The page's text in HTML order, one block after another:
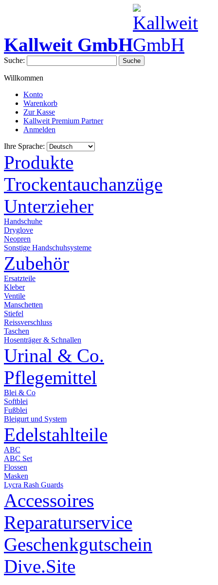
Kallweit GmbH
Suche: Suche
Willkommen
Konto
Warenkorb
Zur Kasse
Kallweit Premium Partner
Anmelden
Ihre Sprache:
Produkte
Trockentauchanzüge
Unterzieher
Handschuhe
Dryglove
Neopren
Sonstige Handschuhsysteme
Zubehör
Ersatzteile
Kleber
Ventile
Manschetten
Stiefel
Reissverschluss
Taschen
Hosenträger & Schnallen
Urinal & Co.
Pflegemittel
Blei & Co
Softblei
Fußblei
Bleigurt und System
Edelstahlteile
ABC
ABC Set
Flossen
Masken
Lycra Rash Guards
Accessoires
Reparaturservice
Geschenkgutschein
Dive.Site